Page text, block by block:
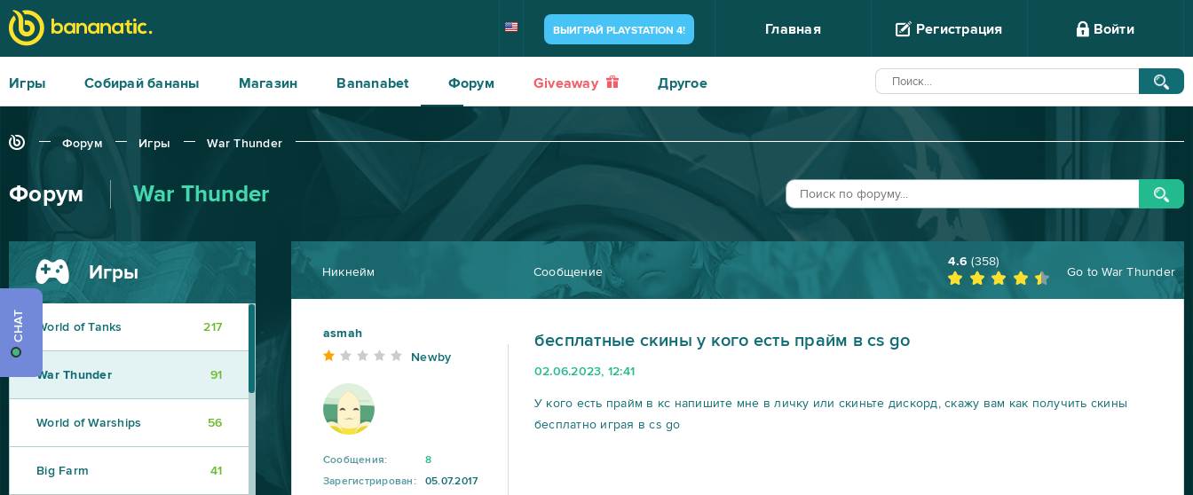
ВЫИГРАЙ PLAYSTATION 4! Главная Регистрация Войти
Игры Собирай бананы Магазин Bananabet Форум Giveaway Другое
Форум Игры War Thunder
Форум War Thunder
Никнейм Сообщение
4.6 (358)
Go toWar Thunder
asmah
Newby
Сообщения:
8
Зарегистрирован:
05.07.2017
бесплатные скины у кого есть прайм в cs go
02.06.2023, 12:41
У кого есть прайм в кс напишите мне в личку или скиньте дискорд, скажу вам как получить скины
бесплатно играя в cs go
Игры
World of Tanks 217
War Thunder 91
World of Warships 56
Big Farm 41
CHAT